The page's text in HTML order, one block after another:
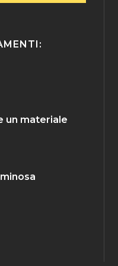
un materiale